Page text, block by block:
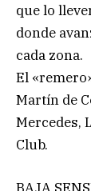
que lo
donde
cada zona.
El
Martín de
Mercedes,
Club.